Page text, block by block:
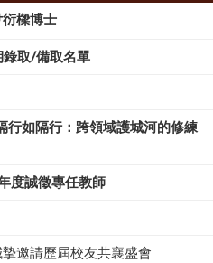
樑博士
錄取/備取名單
行如隔行：跨領域護城河的修練
度誠徵專任教師
邀請歷屆校友共襄盛會